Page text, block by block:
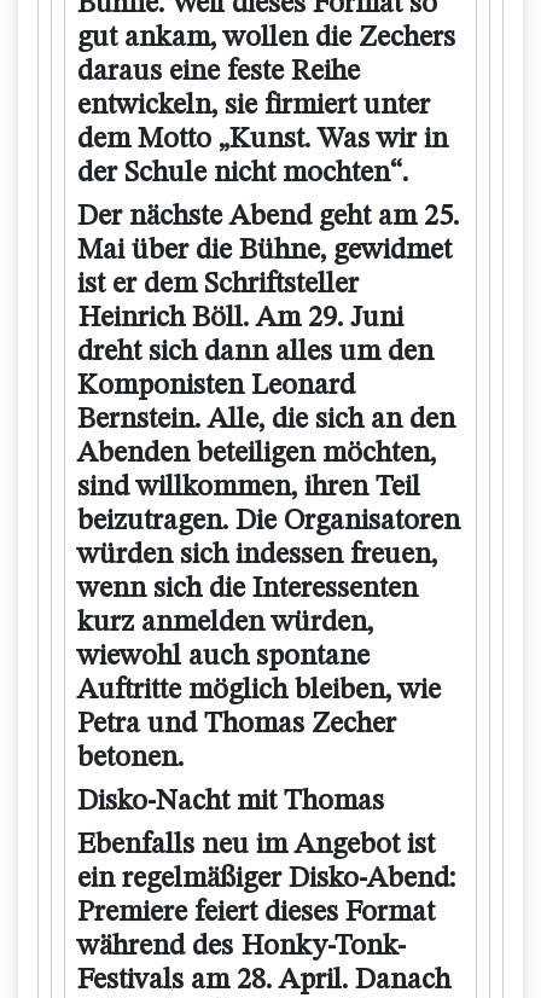
gut ankam, wollen die Zechers
daraus eine feste Reihe
entwickeln, sie firmiert unter
dem Motto „Kunst. Was wir in
der Schule nicht mochten“.
Der nächste Abend geht am 25.
Mai über die Bühne, gewidmet
ist er dem Schriftsteller
Heinrich Böll. Am 29. Juni
dreht sich dann alles um den
Komponisten Leonard
Bernstein. Alle, die sich an den
Abenden beteiligen möchten,
sind willkommen, ihren Teil
beizutragen. Die Organisatoren
würden sich indessen freuen,
wenn sich die Interessenten
kurz anmelden würden,
wiewohl auch spontane
Auftritte möglich bleiben, wie
Petra und Thomas Zecher
betonen.
Disko-Nacht mit Thomas
Ebenfalls neu im Angebot ist
ein regelmäßiger Disko-Abend:
Premiere feiert dieses Format
während des Honky-Tonk-
Festivals am 28. April. Danach